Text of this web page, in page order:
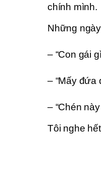
chính mình.
Những
– “Con gái
– “Mấy đứa
– “Chén
Tôi nghe